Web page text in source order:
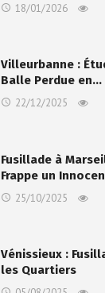
18/01/2026
Villeurbanne :
Balle Perdue en…
22/12/2025
Fusillade à
Frappe un
25/10/2025
Vénissieux :
les Quartiers